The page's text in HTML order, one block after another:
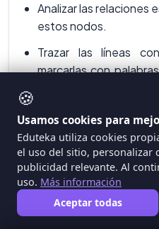
Analizar las relaciones
estos nodos.
Trazar las líneas
marcarlas con
Analizar el mapa
manera consciente y
a los que ya se poseen
La siguiente es una
cómo construir Mapas
diferentes herramientas
🍪
Usamos cookies para
Eduteka utiliza cookies
el uso del sitio, personalizar
publicidad relevante. Al
uso. Más información
Aceptar todas